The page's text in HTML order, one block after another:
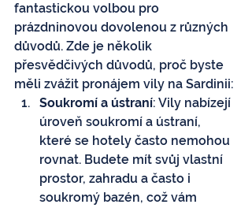
fantastickou volbou pro
prázdninovou dovolenou z různých
důvodů. Zde je několik
přesvědčivých důvodů, proč byste
měli zvážit pronájem vily na Sardinii:
Soukromí a ústraní: Vily nabízejí
úroveň soukromí a ústraní,
které se hotely často nemohou
rovnat. Budete mít svůj vlastní
prostor, zahradu a často i
soukromý bazén, což vám